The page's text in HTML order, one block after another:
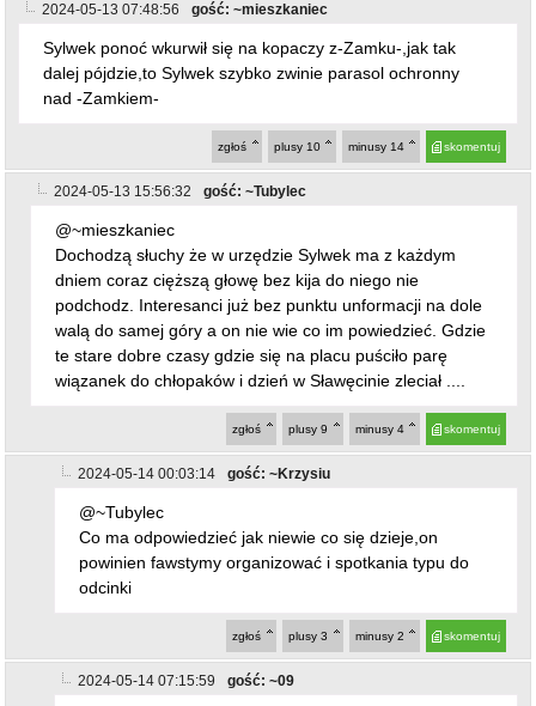
2024-05-13 07:48:56 gość: ~mieszkaniec
Sylwek ponoć wkurwił się na kopaczy z-Zamku-,jak tak
dalej pójdzie,to Sylwek szybko zwinie parasol ochronny
nad -Zamkiem-
skomentuj
minusy 14
plusy 10
zgłoś
2024-05-13 15:56:32 gość: ~Tubylec
@~mieszkaniec
Dochodzą słuchy że w urzędzie Sylwek ma z każdym
dniem coraz cięższą głowę bez kija do niego nie
podchodz. Interesanci już bez punktu unformacji na dole
walą do samej góry a on nie wie co im powiedzieć. Gdzie
te stare dobre czasy gdzie się na placu puściło parę
wiązanek do chłopaków i dzień w Sławęcinie zleciał ....
skomentuj
minusy 4
plusy 9
zgłoś
2024-05-14 00:03:14 gość: ~Krzysiu
@~Tubylec
Co ma odpowiedzieć jak niewie co się dzieje,on
powinien fawstymy organizować i spotkania typu do
odcinki
skomentuj
minusy 2
plusy 3
zgłoś
2024-05-14 07:15:59 gość: ~09